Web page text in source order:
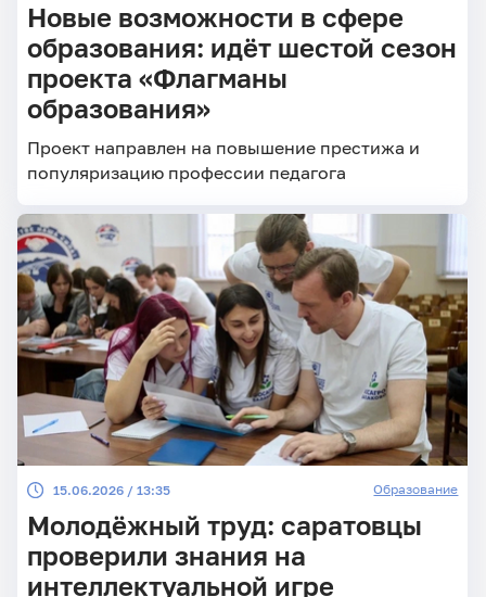
Новые возможности в сфере
образования: идёт шестой сезон
проекта «Флагманы
образования»
Проект направлен на повышение престижа и
популяризацию профессии педагога
15.06.2026 / 13:35 Образование
Молодёжный труд: саратовцы
проверили знания на
интеллектуальной игре